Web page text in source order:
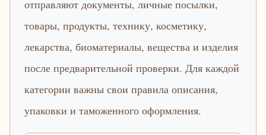
отправляют документы, личные посылки,
товары, продукты, технику, косметику,
лекарства, биоматериалы, вещества и изделия
после предварительной проверки. Для каждой
категории важны свои правила описания,
упаковки и таможенного оформления.